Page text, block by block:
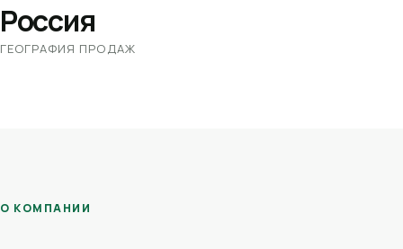
Россия
ГЕОГРАФИЯ ПРОДАЖ
О КОМПАНИИ